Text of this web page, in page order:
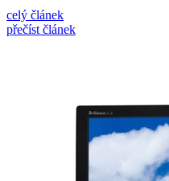
celý článek
přečíst článek